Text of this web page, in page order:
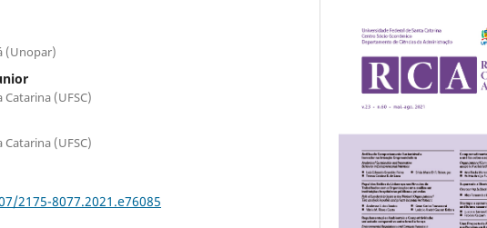
(Unopar)
(UFSC)
(UFSC)
2175-8077.2021.e76085